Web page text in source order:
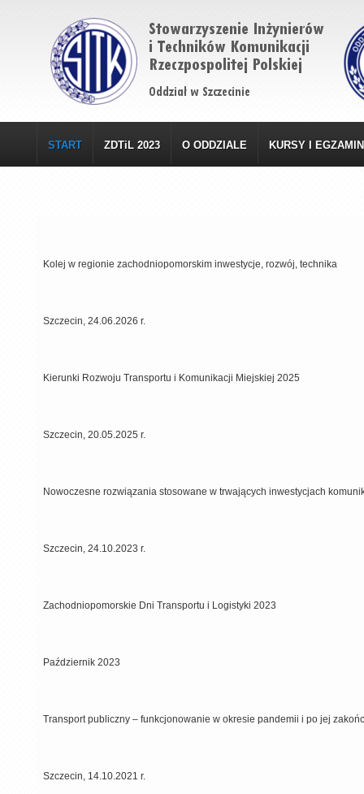
START ZDTiL 2023 O ODDZIALE KURSY I
Kolej w regionie zachodniopomorskim inwestycje, rozwój, technika
Szczecin, 24.06.2026 r.
Kierunki Rozwoju Transportu i Komunikacji Miejskiej 2025
Szczecin, 20.05.2025 r.
Nowoczesne rozwiązania stosowane w trwających inwestycjach
Szczecin, 24.10.2023 r.
Zachodniopomorskie Dni Transportu i Logistyki 2023
Październik 2023
Transport publiczny – funkcjonowanie w okresie pandemii i po jej
Szczecin, 14.10.2021 r.